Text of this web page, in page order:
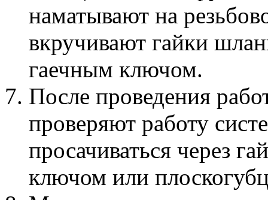
наматывают на
вкручивают гайки
гаечным ключом.
После проведения
проверяют работу
просачиваться через
ключом или